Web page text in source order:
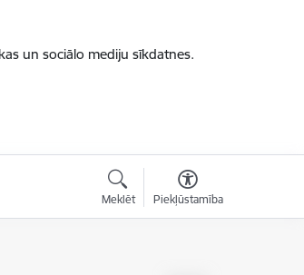
un sociālo mediju sīkdatnes.
Meklēt Piekļūstamība